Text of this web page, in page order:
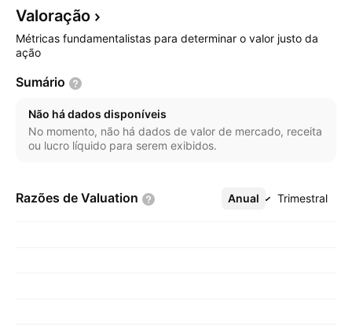
Valoração
Métricas fundamentalistas para determinar o valor justo da
ação
Sumário
Não há dados disponíveis
No momento, não há dados de valor de mercado, receita
ou lucro líquido para serem exibidos.
Razões de Valuation Anual Trimestral
Mais